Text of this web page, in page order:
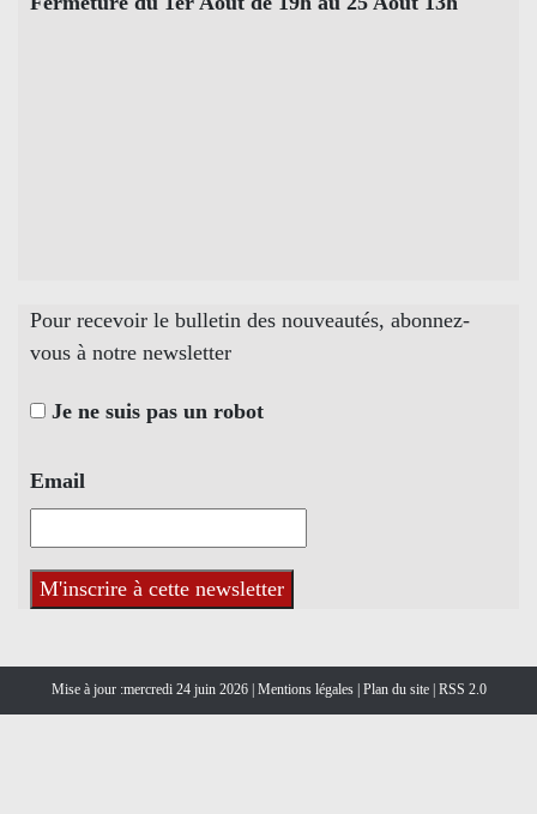
Pour recevoir le bulletin des nouveautés, abonnez-
vous à notre newsletter
Je ne suis pas un robot
Email
Mise à jour :mercredi 24 juin 2026 | Mentions légales | Plan du site |RSS 2.0